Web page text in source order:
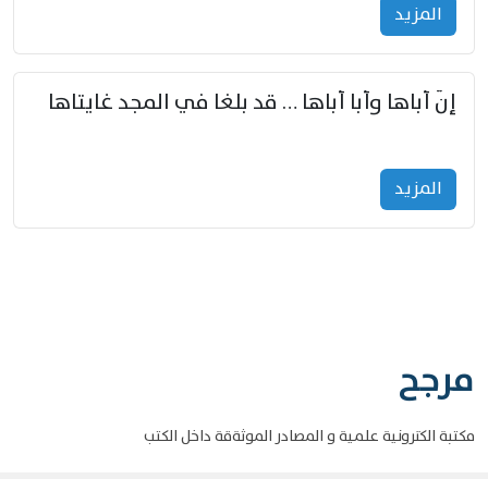
المزید
إنّ أباها وأبا أباها … قد بلغا في المجد غايتاها
المزید
مرجح
مكتبة الكترونية علمية و المصادر الموثةقة داخل الكتب